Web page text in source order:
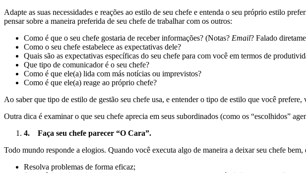
Adapte as suas necessidades e reações ao estilo de seu chefe e entenda o seu próprio estilo
pensar sobre a maneira preferida de seu chefe de trabalhar com os outros:
Como é que o seu chefe gostaria de receber informações? (Notas? Email? Falado
Como o seu chefe estabelece as expectativas dele?
Quais são as expectativas específicas do seu chefe para com você em termos de
Que tipo de comunicador é o seu chefe?
Como é que ele(a) lida com más notícias ou imprevistos?
Como é que ele(a) reage ao próprio chefe?
Ao saber que tipo de estilo de gestão seu chefe usa, e entender o tipo de estilo que você
Outra dica é examinar o que seu chefe aprecia em seus subordinados (como os “escolhidos”
4. Faça seu chefe parecer “O Cara”.
Todo mundo responde a elogios. Quando você executa algo de maneira a deixar seu chefe
Resolva problemas de forma eficaz;